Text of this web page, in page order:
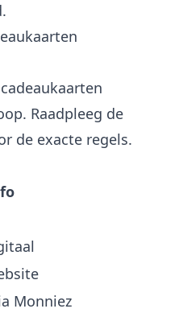
Raadpleeg de
de exacte regels.
Monniez